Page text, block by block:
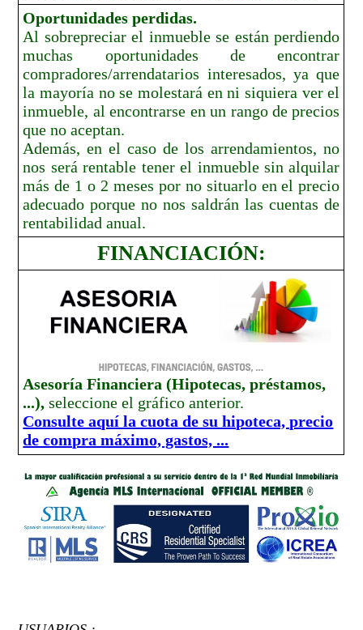
Oportunidades perdidas.
Al sobrepreciar el inmueble se están perdiendo
muchas oportunidades de encontrar
compradores/arrendatarios interesados, ya que
la mayoría no se molestará en ni siquiera ver el
inmueble, al encontrarse en un rango de precios
que no aceptan.
Además, en el caso de los arrendamientos, no
nos será rentable tener el inmueble sin alquilar
más de 1 o 2 meses por no situarlo en el precio
adecuado porque no nos saldrán las cuentas de
rentabilidad anual.
FINANCIACIÓN:
Asesoría Financiera (Hipotecas, préstamos,
...),seleccione el gráfico anterior.
Consulte aquí la cuota de su hipoteca, precio
de compra máximo, gastos, ...